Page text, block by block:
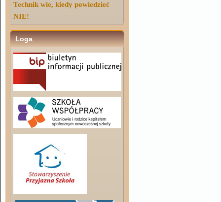
Technik wie, kiedy powiedzieć
NIE!
Loga